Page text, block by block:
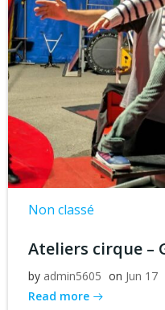
Non classé
Ateliers cirque –
by admin5605 on Jun 17
Read more